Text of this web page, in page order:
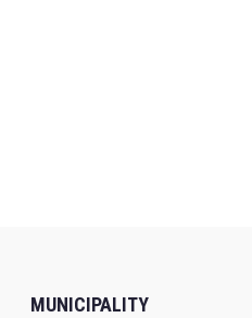
MUNICIPALITY